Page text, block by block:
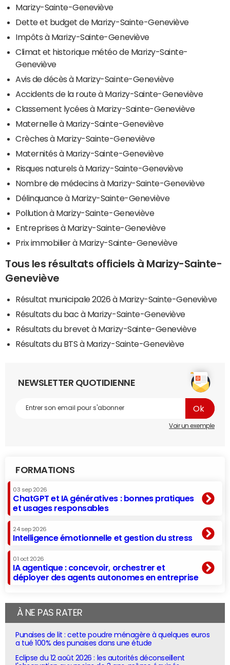
Marizy-Sainte-Geneviève
Dette et budget de Marizy-Sainte-Geneviève
Impôts à Marizy-Sainte-Geneviève
Climat et historique météo de Marizy-Sainte-
Geneviève
Avis de décès à Marizy-Sainte-Geneviève
Accidents de la route à Marizy-Sainte-Geneviève
Classement lycées à Marizy-Sainte-Geneviève
Maternelle à Marizy-Sainte-Geneviève
Crèches à Marizy-Sainte-Geneviève
Maternités à Marizy-Sainte-Geneviève
Risques naturels à Marizy-Sainte-Geneviève
Nombre de médecins à Marizy-Sainte-Geneviève
Délinquance à Marizy-Sainte-Geneviève
Pollution à Marizy-Sainte-Geneviève
Entreprises à Marizy-Sainte-Geneviève
Prix immobilier à Marizy-Sainte-Geneviève
Tous les résultats officiels à Marizy-Sainte-
Geneviève
Résultat municipale 2026 à Marizy-Sainte-Geneviève
Résultats du bac à Marizy-Sainte-Geneviève
Résultats du brevet à Marizy-Sainte-Geneviève
Résultats du BTS à Marizy-Sainte-Geneviève
NEWSLETTER QUOTIDIENNE
Voir un exemple
FORMATIONS
03 sep 2026
ChatGPT et IA génératives : bonnes pratiques
et usages responsables
24 sep 2026
Intelligence émotionnelle et gestion du stress
01 oct 2026
IA agentique : concevoir, orchestrer et
déployer des agents autonomes en entreprise
À NE PAS RATER
Punaises de lit : cette poudre ménagère à quelques euros
a tué 100% des punaises dans une étude
Eclipse du 12 août 2026 : les autorités déconseillent